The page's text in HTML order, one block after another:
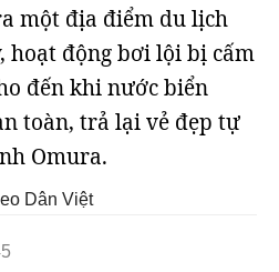
một địa điểm du lịch
hoạt động bơi lội bị cấm
đến khi nước biển
toàn, trả lại vẻ đẹp tự
Omura.
Dân Việt